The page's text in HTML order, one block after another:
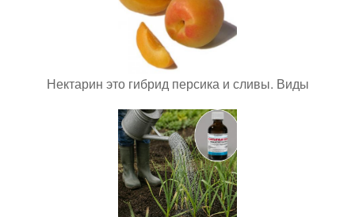
Нектарин это гибрид персика и сливы. Виды